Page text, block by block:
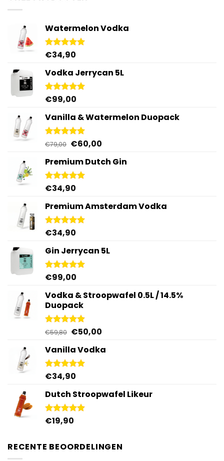
Watermelon Vodka
Gewaardeerd
€34,90
Vodka Jerrycan 5L
Gewaardeerd
€99,00
Vanilla & Watermelon Duopack
Gewaardeerd
€79,00 Oorspronkelijke
was:
€79,00.
€60,00Huidige
is:
Premium Dutch Gin
Gewaardeerd
€34,90
Premium Amsterdam Vodka
Gewaardeerd
€34,90
Gin Jerrycan 5L
Gewaardeerd
€99,00
Vodka & Stroopwafel 0.5L / 14.5%
Duopack
Gewaardeerd
€59,80 Oorspronkelijke
was:
€59,80.
€50,00Huidige
is:
Vanilla Vodka
Gewaardeerd
€34,90
Dutch Stroopwafel Likeur
Gewaardeerd
€19,90
RECENTE BEOORDELINGEN